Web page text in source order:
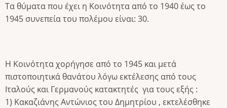
Τα θύματα που έχει η Κοινότητα από το 1940 έως το
1945 συνεπεία του πολέμου είναι: 30.
Η Κοινότητα χορήγησε από το 1945 και μετά
πιστοποιητικά θανάτου λόγω εκτέλεσης από τους
Ιταλούς και Γερμανούς κατακτητές για τους εξής :
1) Κακαζιάνης Αντώνιος του Δημητρίου , εκτελέσθηκε